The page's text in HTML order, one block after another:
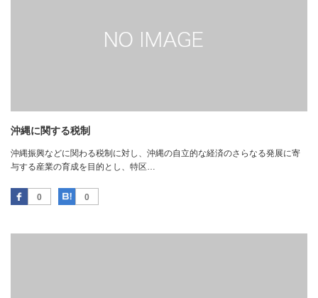
沖縄に関する税制
沖縄振興などに関わる税制に対し、沖縄の自立的な経済のさらなる発展に寄
与する産業の育成を目的とし、特区…
0
Facebook 0
はてなブックマーク